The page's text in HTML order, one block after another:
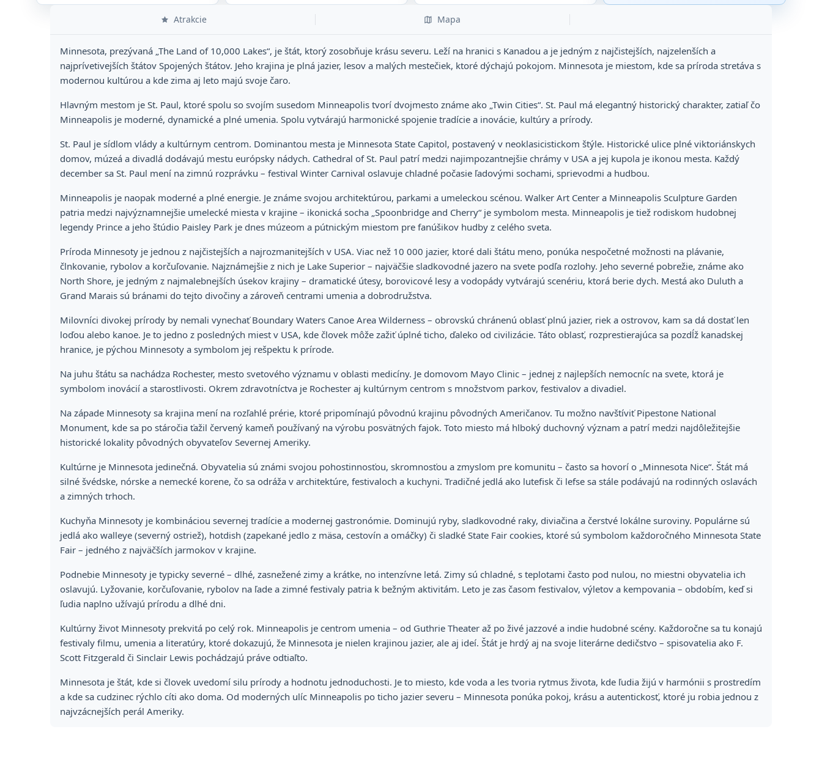
Atrakcie Mapa
Minnesota, prezývaná „The Land of 10,000 Lakes“, je štát, ktorý zosobňuje krásu severu. Leží na hranici s Kanadou a je jedným z najčistejších, najzelenších a
najprívetivejších štátov Spojených štátov. Jeho krajina je plná jazier, lesov a malých mestečiek, ktoré dýchajú pokojom. Minnesota je miestom, kde sa príroda stretáva s
modernou kultúrou a kde zima aj leto majú svoje čaro.
Hlavným mestom je St. Paul, ktoré spolu so svojím susedom Minneapolis tvorí dvojmesto známe ako „Twin Cities“. St. Paul má elegantný historický charakter, zatiaľ čo
Minneapolis je moderné, dynamické a plné umenia. Spolu vytvárajú harmonické spojenie tradície a inovácie, kultúry a prírody.
St. Paul je sídlom vlády a kultúrnym centrom. Dominantou mesta je Minnesota State Capitol, postavený v neoklasicistickom štýle. Historické ulice plné viktoriánskych
domov, múzeá a divadlá dodávajú mestu európsky nádych. Cathedral of St. Paul patrí medzi najimpozantnejšie chrámy v USA a jej kupola je ikonou mesta. Každý
december sa St. Paul mení na zimnú rozprávku – festival Winter Carnival oslavuje chladné počasie ľadovými sochami, sprievodmi a hudbou.
Minneapolis je naopak moderné a plné energie. Je známe svojou architektúrou, parkami a umeleckou scénou. Walker Art Center a Minneapolis Sculpture Garden
patria medzi najvýznamnejšie umelecké miesta v krajine – ikonická socha „Spoonbridge and Cherry“ je symbolom mesta. Minneapolis je tiež rodiskom hudobnej
legendy Prince a jeho štúdio Paisley Park je dnes múzeom a pútnickým miestom pre fanúšikov hudby z celého sveta.
Príroda Minnesoty je jednou z najčistejších a najrozmanitejších v USA. Viac než 10 000 jazier, ktoré dali štátu meno, ponúka nespočetné možnosti na plávanie,
člnkovanie, rybolov a korčuľovanie. Najznámejšie z nich je Lake Superior – najväčšie sladkovodné jazero na svete podľa rozlohy. Jeho severné pobrežie, známe ako
North Shore, je jedným z najmalebnejších úsekov krajiny – dramatické útesy, borovicové lesy a vodopády vytvárajú scenériu, ktorá berie dych. Mestá ako Duluth a
Grand Marais sú bránami do tejto divočiny a zároveň centrami umenia a dobrodružstva.
Milovníci divokej prírody by nemali vynechať Boundary Waters Canoe Area Wilderness – obrovskú chránenú oblasť plnú jazier, riek a ostrovov, kam sa dá dostať len
loďou alebo kanoe. Je to jedno z posledných miest v USA, kde človek môže zažiť úplné ticho, ďaleko od civilizácie. Táto oblasť, rozprestierajúca sa pozdĺž kanadskej
hranice, je pýchou Minnesoty a symbolom jej rešpektu k prírode.
Na juhu štátu sa nachádza Rochester, mesto svetového významu v oblasti medicíny. Je domovom Mayo Clinic – jednej z najlepších nemocníc na svete, ktorá je
symbolom inovácií a starostlivosti. Okrem zdravotníctva je Rochester aj kultúrnym centrom s množstvom parkov, festivalov a divadiel.
Na západe Minnesoty sa krajina mení na rozľahlé prérie, ktoré pripomínajú pôvodnú krajinu pôvodných Američanov. Tu možno navštíviť Pipestone National
Monument, kde sa po stáročia ťažil červený kameň používaný na výrobu posvätných fajok. Toto miesto má hlboký duchovný význam a patrí medzi najdôležitejšie
historické lokality pôvodných obyvateľov Severnej Ameriky.
Kultúrne je Minnesota jedinečná. Obyvatelia sú známi svojou pohostinnosťou, skromnosťou a zmyslom pre komunitu – často sa hovorí o „Minnesota Nice“. Štát má
silné švédske, nórske a nemecké korene, čo sa odráža v architektúre, festivaloch a kuchyni. Tradičné jedlá ako lutefisk či lefse sa stále podávajú na rodinných oslavách
a zimných trhoch.
Kuchyňa Minnesoty je kombináciou severnej tradície a modernej gastronómie. Dominujú ryby, sladkovodné raky, diviačina a čerstvé lokálne suroviny. Populárne sú
jedlá ako walleye (severný ostriež), hotdish (zapekané jedlo z mäsa, cestovín a omáčky) či sladké State Fair cookies, ktoré sú symbolom každoročného Minnesota State
Fair – jedného z najväčších jarmokov v krajine.
Podnebie Minnesoty je typicky severné – dlhé, zasnežené zimy a krátke, no intenzívne letá. Zimy sú chladné, s teplotami často pod nulou, no miestni obyvatelia ich
oslavujú. Lyžovanie, korčuľovanie, rybolov na ľade a zimné festivaly patria k bežným aktivitám. Leto je zas časom festivalov, výletov a kempovania – obdobím, keď si
ľudia naplno užívajú prírodu a dlhé dni.
Kultúrny život Minnesoty prekvitá po celý rok. Minneapolis je centrom umenia – od Guthrie Theater až po živé jazzové a indie hudobné scény. Každoročne sa tu konajú
festivaly filmu, umenia a literatúry, ktoré dokazujú, že Minnesota je nielen krajinou jazier, ale aj ideí. Štát je hrdý aj na svoje literárne dedičstvo – spisovatelia ako F.
Scott Fitzgerald či Sinclair Lewis pochádzajú práve odtiaľto.
Minnesota je štát, kde si človek uvedomí silu prírody a hodnotu jednoduchosti. Je to miesto, kde voda a les tvoria rytmus života, kde ľudia žijú v harmónii s prostredím
a kde sa cudzinec rýchlo cíti ako doma. Od moderných ulíc Minneapolis po ticho jazier severu – Minnesota ponúka pokoj, krásu a autentickosť, ktoré ju robia jednou z
najvzácnejších perál Ameriky.